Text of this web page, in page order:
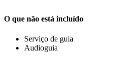
O que não está incluído
Serviço de guia
Audioguia